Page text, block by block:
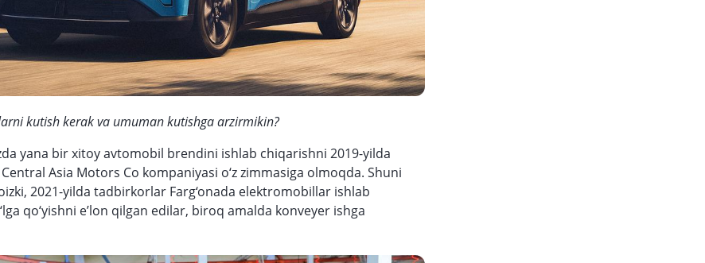
kutish kerak va umuman kutishga arzirmikin?
yana bir xitoy avtomobil brendini ishlab chiqarishni 2019-yilda
Asia Motors Co kompaniyasi o‘z zimmasiga olmoqda. Shuni
2021-yilda tadbirkorlar Farg‘onada elektromobillar ishlab
qo‘yishni e’lon qilgan edilar, biroq amalda konveyer ishga